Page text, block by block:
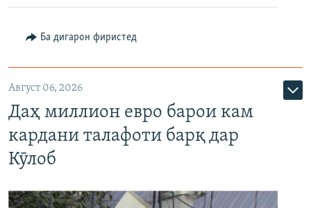
Ба дигарон фиристед
Август 06, 2026
Даҳ миллион евро барои кам
кардани талафоти барқ дар
Кӯлоб